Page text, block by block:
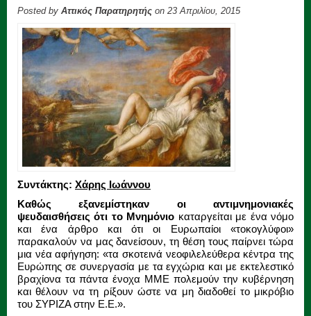
Posted by Αττικός Παρατηρητής on 23 Απριλίου, 2015
Συντάκτης: Χάρης Ιωάννου
Καθώς εξανεμίστηκαν οι αντιμνημονιακές
ψευδαισθήσεις ότι το Μνημόνιο καταργείται με ένα νόμο
και ένα άρθρο και ότι οι Ευρωπαίοι «τοκογλύφοι»
παρακαλούν να μας δανείσουν, τη θέση τους παίρνει τώρα
μια νέα αφήγηση: «τα σκοτεινά νεοφιλελεύθερα κέντρα της
Ευρώπης σε συνεργασία με τα εγχώρια και με εκτελεστικό
βραχίονα τα πάντα ένοχα ΜΜΕ πολεμούν την κυβέρνηση
και θέλουν να τη ρίξουν ώστε να μη διαδοθεί το μικρόβιο
του ΣΥΡΙΖΑ στην Ε.Ε.».